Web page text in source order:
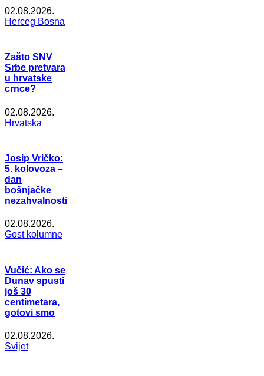
02.08.2026.
Herceg Bosna
Zašto SNV
Srbe pretvara
u hrvatske
crnce?
02.08.2026.
Hrvatska
Josip Vričko:
5. kolovoza –
dan
bošnjačke
nezahvalnosti
02.08.2026.
Gost kolumne
Vučić: Ako se
Dunav spusti
još 30
centimetara,
gotovi smo
02.08.2026.
Svijet